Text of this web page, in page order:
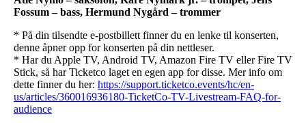
Fossum – bass, Hermund Nygård – trommer
* På din tilsendte e-postbillett finner du en lenke til konserten,
denne åpner opp for konserten på din nettleser.
* Har du Apple TV, Android TV, Amazon Fire TV eller Fire TV
Stick, så har Ticketco laget en egen app for disse. Mer info om
dette finner du her: https://support.ticketco.events/hc/en-
us/articles/360016936180-TicketCo-TV-Livestream-FAQ-for-
audience